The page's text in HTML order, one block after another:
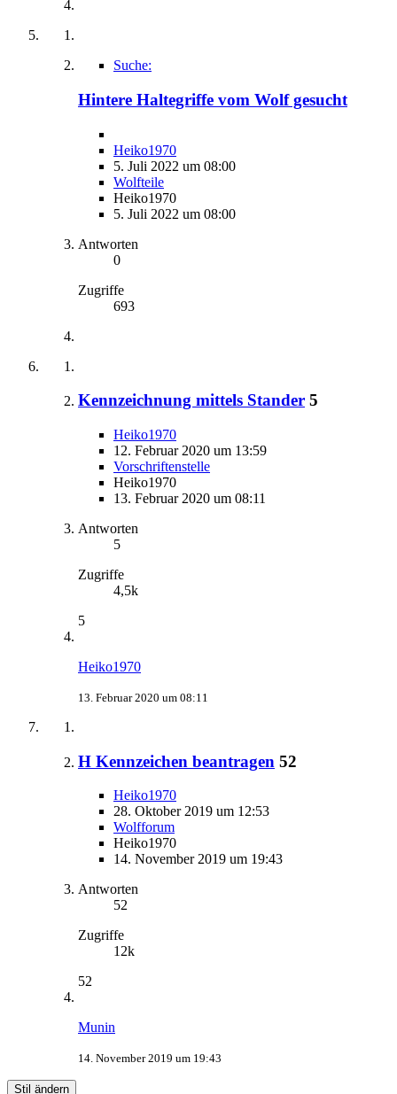
Suche:
Hintere Haltegriffe vom Wolf gesucht
Heiko1970
5. Juli 2022 um 08:00
Wolfteile
Heiko1970
5. Juli 2022 um 08:00
Antworten
0
Zugriffe
693
Kennzeichnung mittels Stander 5
Heiko1970
12. Februar 2020 um 13:59
Vorschriftenstelle
Heiko1970
13. Februar 2020 um 08:11
Antworten
5
Zugriffe
4,5k
5
Heiko1970
13. Februar 2020 um 08:11
H Kennzeichen beantragen 52
Heiko1970
28. Oktober 2019 um 12:53
Wolfforum
Heiko1970
14. November 2019 um 19:43
Antworten
52
Zugriffe
12k
52
Munin
14. November 2019 um 19:43
Stil ändern